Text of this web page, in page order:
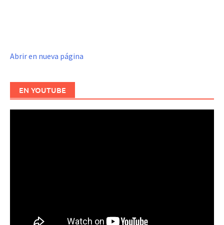
Abrir en nueva página
EN YOUTUBE